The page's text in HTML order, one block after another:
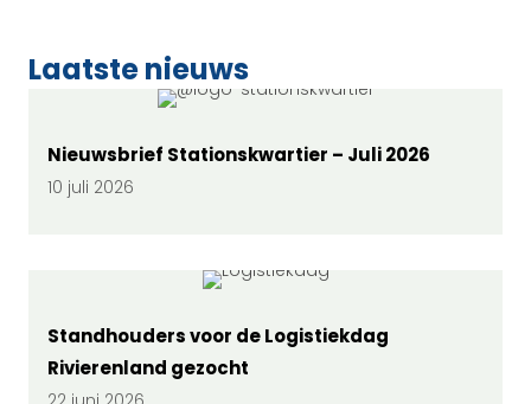
Laatste nieuws
Nieuwsbrief Stationskwartier – Juli 2026
10 juli 2026
Standhouders voor de Logistiekdag
Rivierenland gezocht